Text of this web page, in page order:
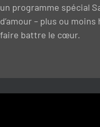
un programme spécial
d’amour – plus ou
faire battre le cœur.